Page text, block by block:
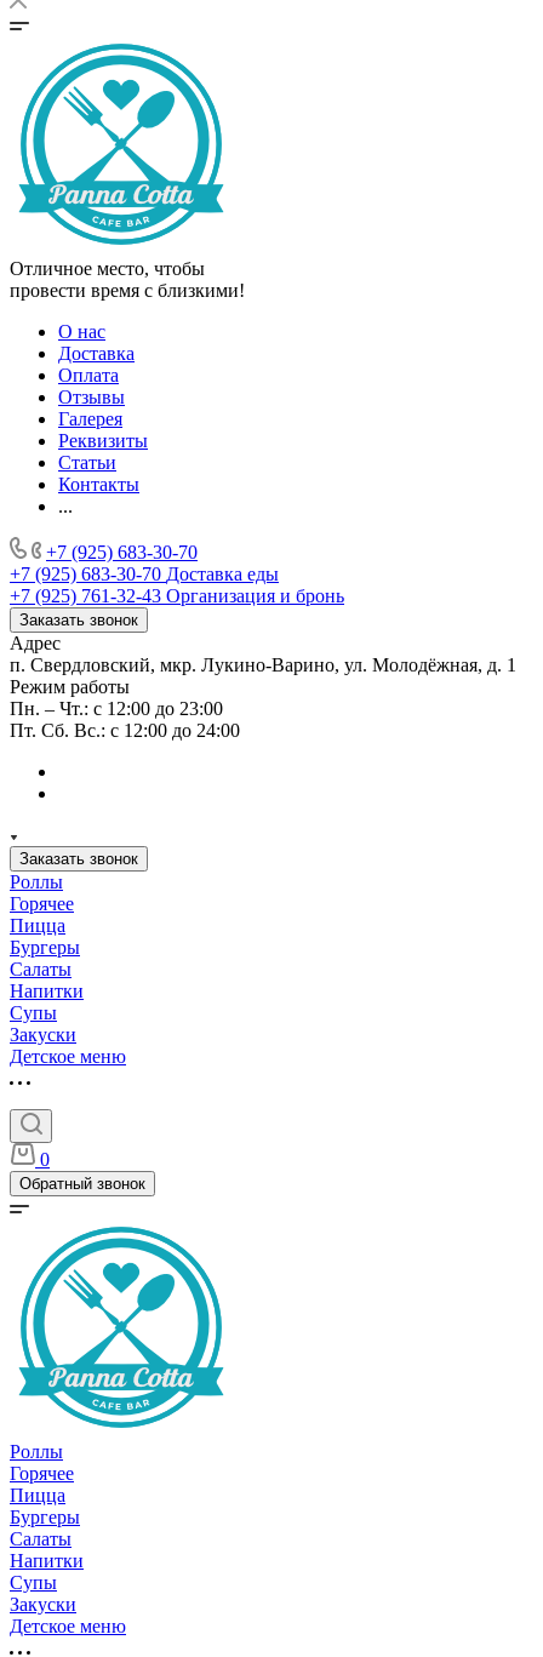
Отличное место, чтобы
провести время с близкими!
О нас
Доставка
Оплата
Отзывы
Галерея
Реквизиты
Статьи
Контакты
...
+7 (925) 683-30-70
+7 (925) 683-30-70 Доставка еды
+7 (925) 761-32-43 Организация и бронь
Заказать звонок
Адрес
п. Свердловский, мкр. Лукино-Варино, ул. Молодёжная, д. 1
Режим работы
Пн. – Чт.: с 12:00 до 23:00
Пт. Сб. Вс.: с 12:00 до 24:00
Заказать звонок
Роллы
Горячее
Пицца
Бургеры
Салаты
Напитки
Супы
Закуски
Детское меню
0
Обратный звонок
Роллы
Горячее
Пицца
Бургеры
Салаты
Напитки
Супы
Закуски
Детское меню